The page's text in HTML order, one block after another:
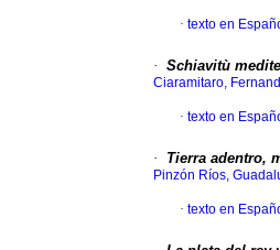
· texto en
· Schiavitù
Ciaramitaro,
· texto en
· Tierra adentro,
Pinzón Ríos,
· texto en